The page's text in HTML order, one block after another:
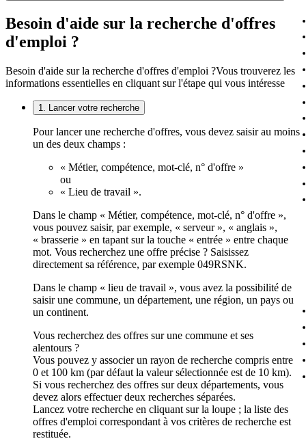
Besoin d'aide sur la recherche d'offres
d'emploi ?
Besoin d'aide sur la recherche d'offres d'emploi ?Vous trouverez les
informations essentielles en cliquant sur l'étape qui vous intéresse
1. Lancer votre recherche
Pour lancer une recherche d'offres, vous devez saisir au moins
un des deux champs :
« Métier, compétence, mot-clé, n° d'offre »
ou
« Lieu de travail ».
Dans le champ « Métier, compétence, mot-clé, n° d'offre »,
vous pouvez saisir, par exemple, « serveur », « anglais »,
« brasserie » en tapant sur la touche « entrée » entre chaque
mot. Vous recherchez une offre précise ? Saisissez
directement sa référence, par exemple 049RSNK.
Dans le champ « lieu de travail », vous avez la possibilité de
saisir une commune, un département, une région, un pays ou
un continent.
Vous recherchez des offres sur une commune et ses
alentours ?
Vous pouvez y associer un rayon de recherche compris entre
0 et 100 km (par défaut la valeur sélectionnée est de 10 km).
Si vous recherchez des offres sur deux départements, vous
devez alors effectuer deux recherches séparées.
Lancez votre recherche en cliquant sur la loupe ; la liste des
offres d'emploi correspondant à vos critères de recherche est
restituée.